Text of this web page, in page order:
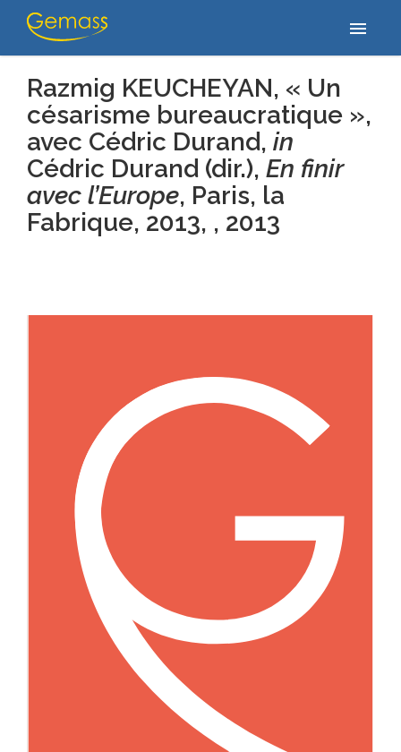
menu
Accueil/Publications
bureaucratique », avec Cédric Durand, in Cédric Durand (dir.), En…
Razmig KEUCHEYAN, « Un
césarisme bureaucratique »,
avec Cédric Durand, in
Cédric Durand (dir.), En finir
avec l’Europe, Paris, la
Fabrique, 2013, , 2013